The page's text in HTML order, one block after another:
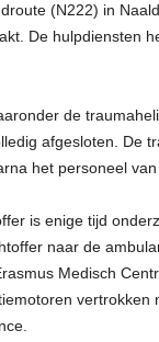
(N222) in
De hulpdiensten
de
afgesloten. De
het personeel
is enige tijd
naar de
Medisch